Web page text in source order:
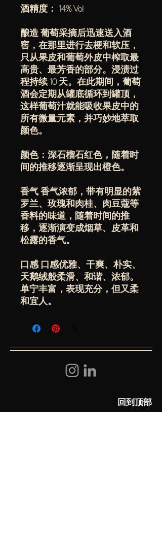
酒精度： 14% Vol
酿造 葡萄采摘后迅速送入酒
窖，在那里进行去梗和软压，
只从果皮和葡萄外皮中榨取最
高贵、最芳香的部分。浸渍过
程持续 10 天。在此期间，葡萄
酒会定期从罐底循环到罐顶，
这样葡萄汁就能吸收果皮中的
所有微量元素，并巧妙地萃取
颜色。
颜色：深石榴石红色，随着时
间的推移逐渐呈现出橙色。
香气 香气浓郁，带有明显的紫
罗兰、玫瑰和肉桂、肉豆蔻等
香料的味道，随着时间的推
移，逐渐演变成烟草、皮革和
松露的香气。
口感 口感优雅、干爽、朴实、
天鹅绒般柔滑、和谐、浓郁。
单宁丰富，表现充分，但又柔
和宜人。
回到顶部